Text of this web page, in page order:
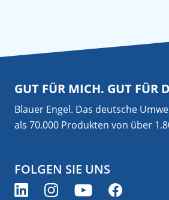
GUT FÜR MICH. GUT FÜR
Blauer Engel. Das deutsche
als 70.000 Produkten von über
FOLGEN SIE UNS